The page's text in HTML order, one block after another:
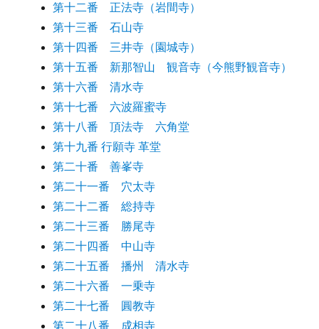
第十二番 正法寺（岩間寺）
第十三番 石山寺
第十四番 三井寺（園城寺）
第十五番 新那智山 観音寺（今熊野観音寺）
第十六番 清水寺
第十七番 六波羅蜜寺
第十八番 頂法寺 六角堂
第十九番 行願寺 革堂
第二十番 善峯寺
第二十一番 穴太寺
第二十二番 総持寺
第二十三番 勝尾寺
第二十四番 中山寺
第二十五番 播州 清水寺
第二十六番 一乗寺
第二十七番 圓教寺
第二十八番 成相寺